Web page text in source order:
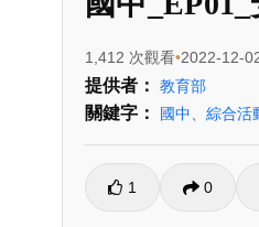
1,412 次觀看 2022-12-
提供者： 教育部
關鍵字： 國中 綜合活
1 0